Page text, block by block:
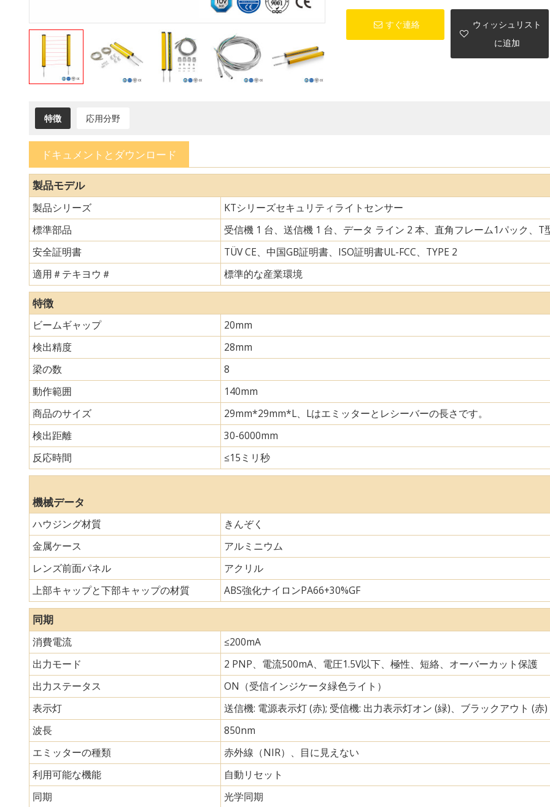
すぐ連絡
ウィッシュリスト
に追加
特徴 応用分野
ドキュメントとダウンロード
製品モデル
製品シリーズ
KTシリーズセキュリティライトセンサー
標準部品
受信機 1 台、送信機 1 台、データ ライン 2 本、直角フレーム1パック、T
安全証明書
TÜV CE、中国GB証明書、ISO証明書UL-FCC、TYPE 2
適用＃テキヨウ＃
標準的な産業環境
特徴
ビームギャップ
20mm
検出精度
28mm
梁の数
8
動作範囲
140mm
商品のサイズ
29mm*29mm*L、Lはエミッターとレシーバーの長さです。
検出距離
30-6000mm
反応時間
≤15ミリ秒
機械データ
ハウジング材質
きんぞく
金属ケース
アルミニウム
レンズ前面パネル
アクリル
上部キャップと下部キャップの材質
ABS強化ナイロンPA66+30%GF
同期
消費電流
≤200mA
出力モード
2 PNP、電流500mA、電圧1.5V以下、極性、短絡、オーバーカット保護
出力ステータス
ON（受信インジケータ緑色ライト）
表示灯
送信機: 電源表示灯 (赤); 受信機: 出力表示灯オン (緑)、ブラックアウト (赤)
波長
850nm
エミッターの種類
赤外線（NIR）、目に見えない
利用可能な機能
自動リセット
同期
光学同期